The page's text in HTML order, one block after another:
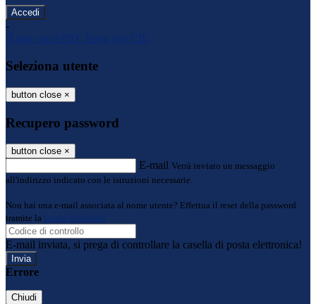
-
Entra con SPID
Entra con CIE
Seleziona utente
button close ×
Recupero password
button close ×
E-mail Verrà inviato un messaggio
all'indirizzo indicato con le istruzioni necessarie.
Non hai una e-mail associata al nome utente? Effettua il reset della password
tramite la
Login Spaggiari
E-mail inviata, si prega di controllare la casella di posta elettronica!
Errore
Chiudi